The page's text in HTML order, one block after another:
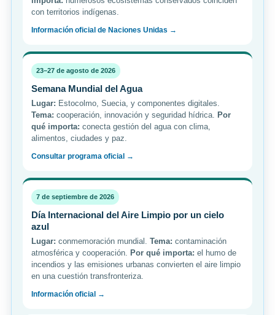
con territorios indígenas.
Información oficial de Naciones Unidas →
23–27 de agosto de 2026
Semana Mundial del Agua
Lugar: Estocolmo, Suecia, y componentes digitales.
Tema: cooperación, innovación y seguridad hídrica.
Por
qué importa: conecta gestión del agua con clima,
alimentos, ciudades y paz.
Consultar programa oficial →
7 de septiembre de 2026
Día Internacional del Aire Limpio por un cielo
azul
Lugar: conmemoración mundial. Tema: contaminación
atmosférica y cooperación.
Por qué importa: el humo de
incendios y las emisiones urbanas convierten el aire limpio
en una cuestión transfronteriza.
Información oficial →